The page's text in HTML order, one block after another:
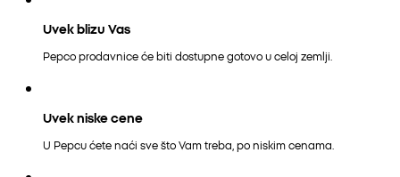
Uvek blizu Vas
Pepco prodavnice će biti dostupne gotovo u celoj zemlji.
Uvek niske cene
U Pepcu ćete naći sve što Vam treba, po niskim cenama.